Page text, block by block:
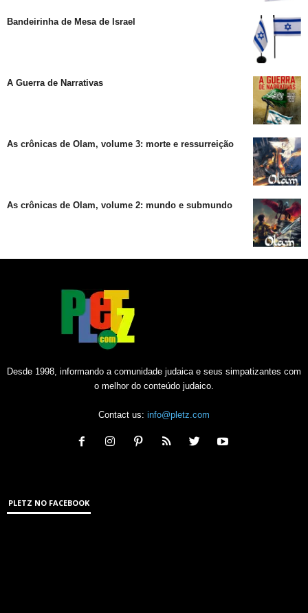
Bandeirinha de Mesa de Israel
A Guerra de Narrativas
As crônicas de Olam, volume 3: morte e ressurreição
As crônicas de Olam, volume 2: mundo e submundo
Desde 1998, informando a comunidade judaica e seus simpatizantes com
o melhor do conteúdo judaico.
Contact us: info@pletz.com
PLETZ NO FACEBOOK